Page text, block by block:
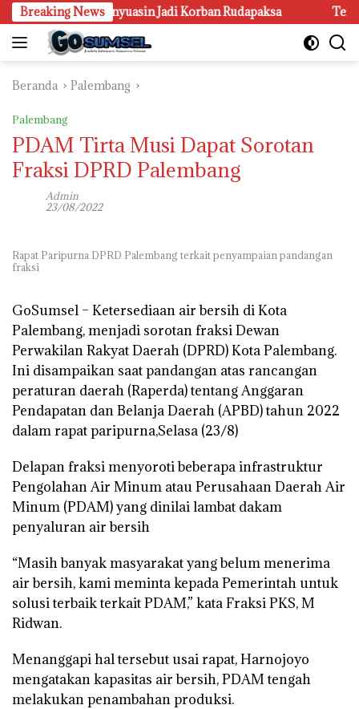
Langsung
ke
konten
Breaking News
Remaja di Banyuasin Jadi Korban Rudapaksa
Beranda Palembang
Palembang
PDAM Tirta Musi Dapat Sorotan
Fraksi DPRD Palembang
Admin
23/08/2022
Rapat Paripurna DPRD Palembang terkait penyampaian pandangan
fraksi
GoSumsel – Ketersediaan air bersih di Kota
Palembang, menjadi sorotan fraksi Dewan
Perwakilan Rakyat Daerah (DPRD) Kota Palembang.
Ini disampaikan saat pandangan atas rancangan
peraturan daerah (Raperda) tentang Anggaran
Pendapatan dan Belanja Daerah (APBD) tahun 2022
dalam rapat paripurna,Selasa (23/8)
Delapan fraksi menyoroti beberapa infrastruktur
Pengolahan Air Minum atau Perusahaan Daerah Air
Minum (PDAM) yang dinilai lambat dakam
penyaluran air bersih
“Masih banyak masyarakat yang belum menerima
air bersih, kami meminta kepada Pemerintah untuk
solusi terbaik terkait PDAM,” kata Fraksi PKS, M
Ridwan.
Menanggapi hal tersebut usai rapat, Harnojoyo
mengatakan kapasitas air bersih, PDAM tengah
melakukan penambahan produksi.